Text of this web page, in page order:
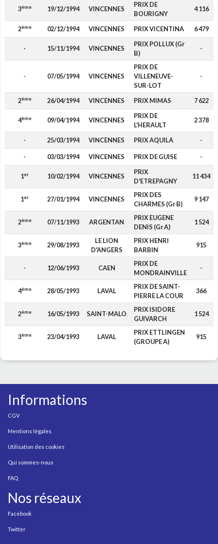
3ème 19/12/1994 VINCENNES
PRIX DE
BOURIGNY
4 116
2ème 02/12/1994 VINCENNES PRIX VICENTINA 6 479
- 15/11/1994 VINCENNES
PRIX POLLUX (Gr
B)
-
- 07/05/1994 VINCENNES
PRIX DE
VILLENEUVE-
SUR-LOT
-
2ème 26/04/1994 VINCENNES PRIX MIMAS 7 622
4ème 09/04/1994 VINCENNES
PRIX DE
L'HERAULT
2 378
- 25/03/1994 VINCENNES PRIX AQUILA -
- 03/03/1994 VINCENNES PRIX DE GUISE -
1er 10/02/1994 VINCENNES
PRIX
D'ETREPAGNY
11 434
1er 27/01/1994 VINCENNES
PRIX DES
CHARMES (Gr B)
9 147
2ème 07/11/1993 ARGENTAN
PRIX EUGENE
DENIS (Gr A)
1 524
3ème 29/08/1993
LE LION
D'ANGERS
PRIX HENRI
BARBIN
915
- 12/06/1993 CAEN
PRIX DE
MONDRAINVILLE
-
4ème 28/05/1993 LAVAL
PRIX DE SAINT-
PIERRE LA COUR
366
2ème 16/05/1993 SAINT-MALO
PRIX ISIDORE
GUIVARCH
1 524
3ème 23/04/1993 LAVAL
PRIX ETTLINGEN
(GROUPE A)
915
Informations
CGV
Mentions légales
Utilisation des cookies
Qui sommes-nous
FAQ
Nos réseaux
Facebook
Twitter